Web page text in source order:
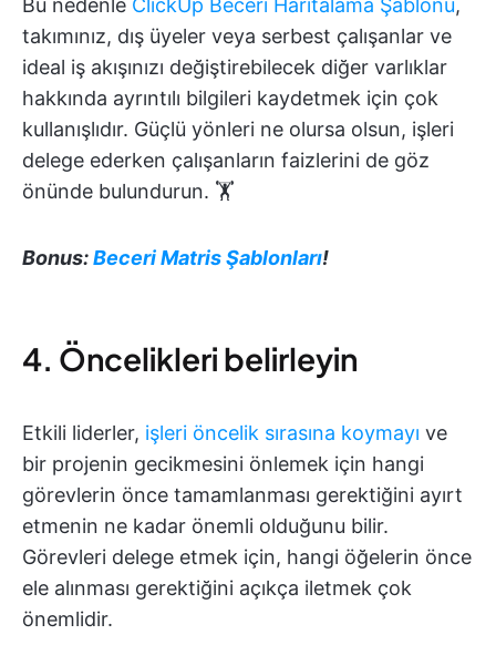
Bu nedenle ClickUp Beceri Haritalama Şablonu,
takımınız, dış üyeler veya serbest çalışanlar ve
ideal iş akışınızı değiştirebilecek diğer varlıklar
hakkında ayrıntılı bilgileri kaydetmek için çok
kullanışlıdır. Güçlü yönleri ne olursa olsun, işleri
delege ederken çalışanların faizlerini de göz
önünde bulundurun. 🏋️
Bonus:Beceri Matris Şablonları!
4. Öncelikleri belirleyin
Etkili liderler, işleri öncelik sırasına koymayı ve
bir projenin gecikmesini önlemek için hangi
görevlerin önce tamamlanması gerektiğini ayırt
etmenin ne kadar önemli olduğunu bilir.
Görevleri delege etmek için, hangi öğelerin önce
ele alınması gerektiğini açıkça iletmek çok
önemlidir.